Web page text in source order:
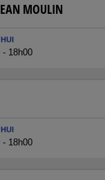
MOULIN
- 18h00
- 18h00